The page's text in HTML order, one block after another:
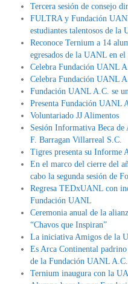
Tercera sesión de consejo
FULTRA y Fundación
estudiantes talentosos de la
Reconoce Ternium a 14
egresados de la UANL en
Celebra Fundación UANL
Celebra Fundación UANL
Fundación UANL A.C. se
Presenta Fundación UANL
Voluntariado JJ Alimentos
Sesión Informativa Beca
F. Barragan Villarreal S.C.
Tigres presenta su Informe
En el marco del cierre del
cabo la segunda sesión de
Regresa TEDxUANL con
Fundación UANL
Ceremonia anual de la
“Chavos que Inspiran”
La iniciativa Amigos de la
Es Arca Continental
de la Fundación UANL A.C.
Ternium inaugura con la